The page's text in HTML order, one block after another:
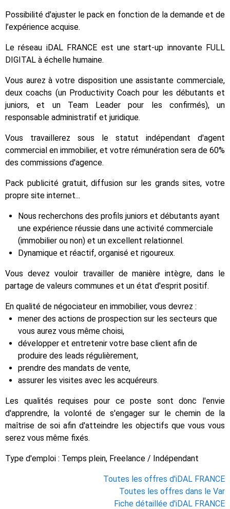
Possibilité d'ajuster le pack en fonction de la demande et de
l’expérience acquise.
Le réseau iDAL FRANCE est une start-up innovante FULL
DIGITAL à échelle humaine.
Vous aurez à votre disposition une assistante commerciale,
deux coachs (un Productivity Coach pour les débutants et
juniors, et un Team Leader pour les confirmés), un
responsable administratif et juridique.
Vous travaillerez sous le statut indépendant d'agent
commercial en immobilier, et votre rémunération sera de 60%
des commissions d'agence.
Pack publicité gratuit, diffusion sur les grands sites, votre
propre site internet...
Nous recherchons des profils juniors et débutants ayant
une expérience réussie dans une activité commerciale
(immobilier ou non) et un excellent relationnel.
Dynamique et réactif, organisé et rigoureux.
Vous devez vouloir travailler de manière intègre, dans le
partage de valeurs communes et un état d'esprit positif.
En qualité de négociateur en immobilier, vous devrez :
mener des actions de prospection sur les secteurs que
vous aurez vous même choisi,
développer et entretenir votre base client afin de
produire des leads régulièrement,
prendre des mandats de vente,
assurer les visites avec les acquéreurs.
Les qualités requises pour ce poste sont donc l'envie
d'apprendre, la volonté de s'engager sur le chemin de la
maîtrise de soi afin d'atteindre les objectifs que vous vous
serez vous même fixés.
Type d'emploi : Temps plein, Freelance / Indépendant
Toutes les offres d'iDAL FRANCE
Toutes les offres dans le Var
Fiche détaillée d'iDAL FRANCE